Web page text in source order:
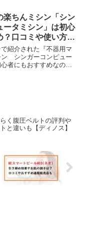
ラブルの原因になった
そんな時にお...
楽ちんミシン「シン
ータミシン」は初心
？口コミや使い方
紹介された『不器用マ
ン シンガーコンピュー
者にもおすすめなの
らく腹圧ベルトの評判や
と違いも【ディノス】